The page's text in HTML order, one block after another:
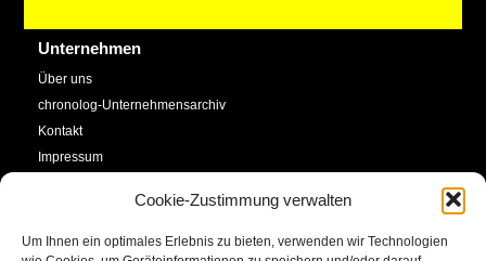
Cookie-Zustimmung verwalten
Um Ihnen ein optimales Erlebnis zu bieten, verwenden wir Technologien
Unternehmen
Über uns
chronolog-Unternehmensarchiv
Kontakt
Impressum
Cookie-Richtlinie (EU)